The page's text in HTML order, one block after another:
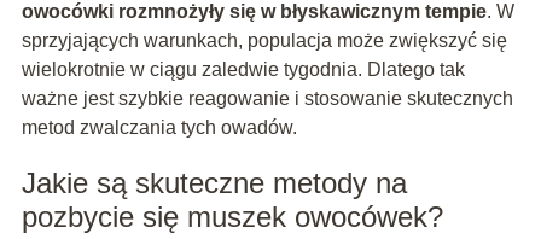
owocówki rozmnożyły się w błyskawicznym tempie. W
sprzyjających warunkach, populacja może zwiększyć się
wielokrotnie w ciągu zaledwie tygodnia. Dlatego tak
ważne jest szybkie reagowanie i stosowanie skutecznych
metod zwalczania tych owadów.
Jakie są skuteczne metody na
pozbycie się muszek owocówek?